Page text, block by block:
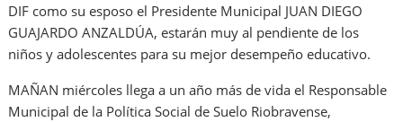
DIF como su esposo el Presidente Municipal JUAN DIEGO
GUAJARDO ANZALDÚA, estarán muy al pendiente de los
niños y adolescentes para su mejor desempeño educativo.
MAÑAN miércoles llega a un año más de vida el Responsable
Municipal de la Política Social de Suelo Riobravense,